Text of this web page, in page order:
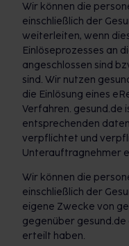
Wir können die
einschließlich der
weiterleiten, wenn
Einlöseprozesses an
angeschlossen sind
sind. Wir nutzen
die Einlösung eines
Verfahren. gesund.de
entsprechenden
verpflichtet und
Unterauftragnehmer
Wir können die
einschließlich der
eigene Zwecke von
gegenüber
erteilt haben.